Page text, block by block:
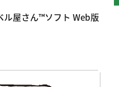
ル屋さん™ソフト Web版